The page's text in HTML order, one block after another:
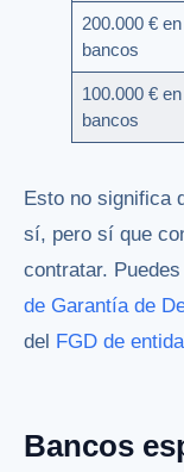
200.000 €
bancos
100.000 €
bancos
Esto no significa
sí, pero sí que
contratar.
de Garantía de
del FGD de
Bancos